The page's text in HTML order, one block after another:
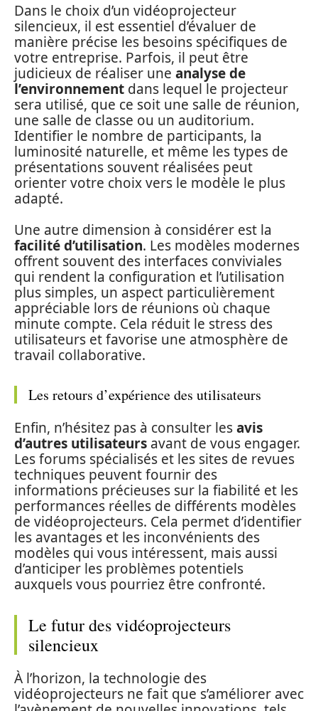
Dans le choix d’un vidéoprojecteur
silencieux, il est essentiel d’évaluer de
manière précise les besoins spécifiques de
votre entreprise. Parfois, il peut être
judicieux de réaliser une analyse de
l’environnement dans lequel le projecteur
sera utilisé, que ce soit une salle de réunion,
une salle de classe ou un auditorium.
Identifier le nombre de participants, la
luminosité naturelle, et même les types de
présentations souvent réalisées peut
orienter votre choix vers le modèle le plus
adapté.
Une autre dimension à considérer est la
facilité d’utilisation. Les modèles modernes
offrent souvent des interfaces conviviales
qui rendent la configuration et l’utilisation
plus simples, un aspect particulièrement
appréciable lors de réunions où chaque
minute compte. Cela réduit le stress des
utilisateurs et favorise une atmosphère de
travail collaborative.
Les retours d’expérience des utilisateurs
Enfin, n’hésitez pas à consulter lesavis
d’autres utilisateurs avant de vous engager.
Les forums spécialisés et les sites de revues
techniques peuvent fournir des
informations précieuses sur la fiabilité et les
performances réelles de différents modèles
de vidéoprojecteurs. Cela permet d’identifier
les avantages et les inconvénients des
modèles qui vous intéressent, mais aussi
d’anticiper les problèmes potentiels
auxquels vous pourriez être confronté.
Le futur des vidéoprojecteurs
silencieux
À l’horizon, la technologie des
vidéoprojecteurs ne fait que s’améliorer avec